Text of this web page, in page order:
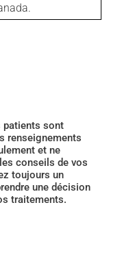
patients sont
renseignements
et ne
conseils de vos
toujours un
une décision
traitements.